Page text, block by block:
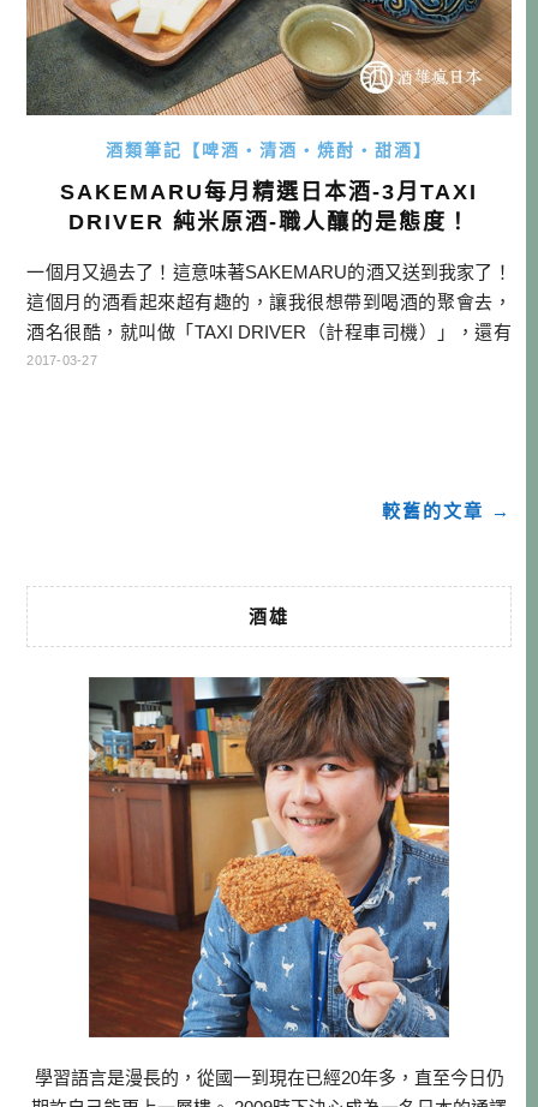
酒類筆記【啤酒・清酒・焼酎・甜酒】
SAKEMARU每月精選日本酒-3月TAXI
DRIVER 純米原酒-職人釀的是態度！
一個月又過去了！這意味著SAKEMARU的酒又送到我家了！
這個月的酒看起來超有趣的，讓我很想帶到喝酒的聚會去，
酒名很酷，就叫做「TAXI DRIVER（計程車司機）」，還有
一張大大的臉在酒標上！哈哈～運將辛苦了！ 前情提要：SA
2017-03-27
較舊的文章 →
酒雄
學習語言是漫長的，從國一到現在已經20年多，直至今日仍